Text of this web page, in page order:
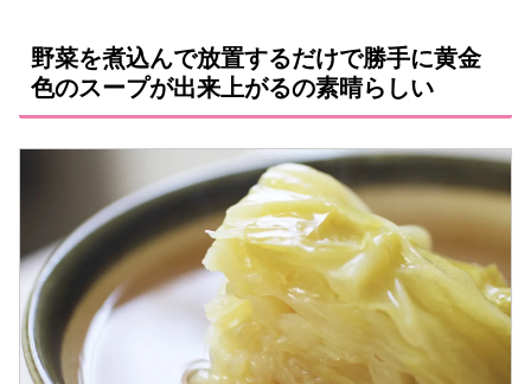
野菜を煮込んで放置するだけで勝手に黄金
色のスープが出来上がるの素晴らしい